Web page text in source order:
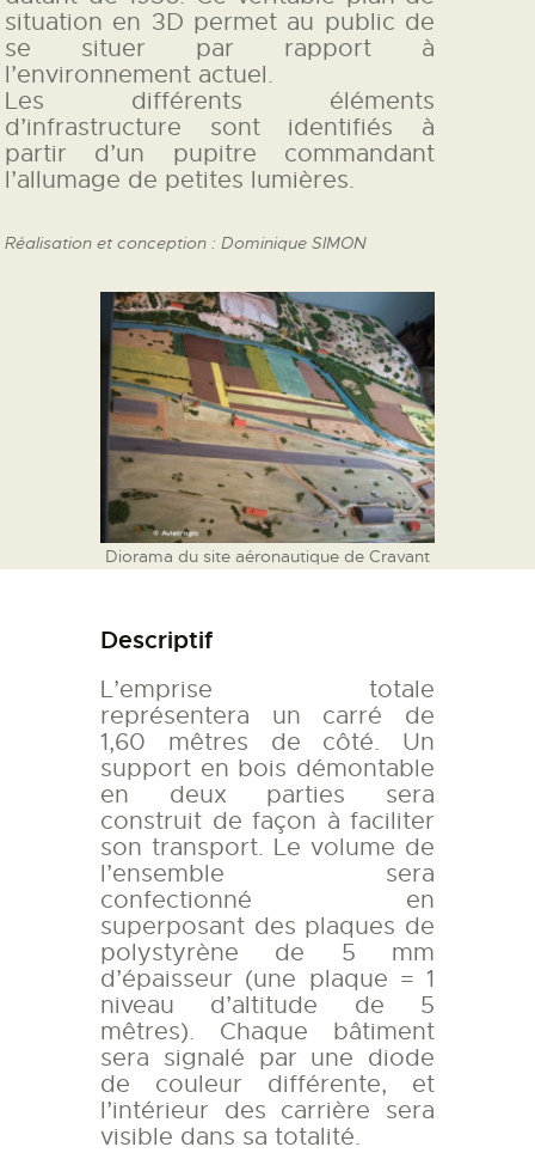
L’ATELIER DE L’AIR
LA SNCAC
PROJET ATELIER DE
L’AIR 606
LA PISTE D’ENVOL
situation en 3D permet au public de
se situer par rapport à
l’environnement actuel.
Les différents éléments
d’infrastructure sont identifiés à
partir d’un pupitre commandant
l’allumage de petites lumières.
Réalisation et conception : Dominique SIMON
Diorama du site aéronautique de Cravant
Descriptif
L’emprise totale
représentera un carré de
1,60 mêtres de côté. Un
support en bois démontable
en deux parties sera
construit de façon à faciliter
son transport. Le volume de
l’ensemble sera
confectionné en
superposant des plaques de
polystyrène de 5 mm
d’épaisseur (une plaque = 1
niveau d’altitude de 5
mêtres). Chaque bâtiment
sera signalé par une diode
de couleur différente, et
l’intérieur des carrière sera
visible dans sa totalité.